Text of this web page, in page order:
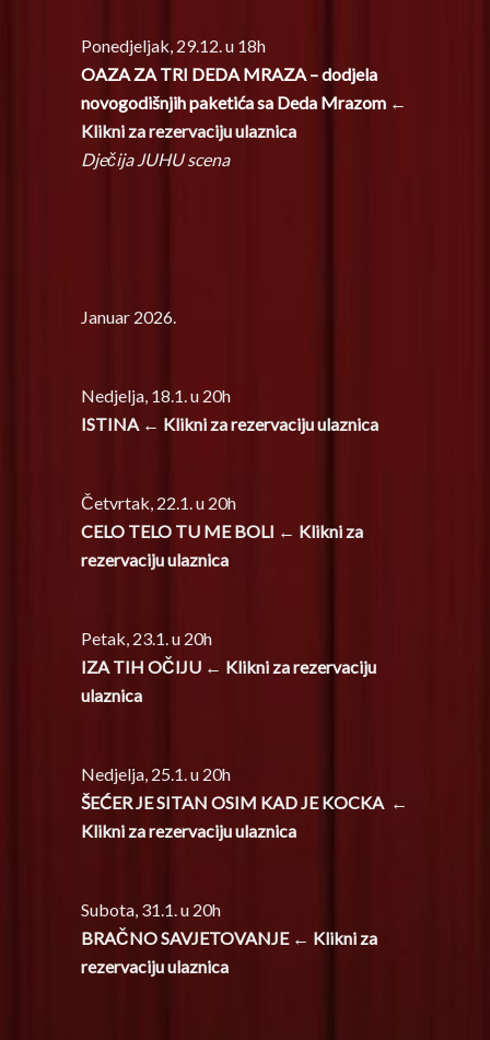
Ponedjeljak, 29.12. u 18h
OAZA ZA TRI DEDA MRAZA – dodjela
novogodišnjih paketića sa Deda Mrazom ←
Klikni za rezervaciju ulaznica
Dječija JUHU scena
Januar 2026.
Nedjelja, 18.1. u 20h
ISTINA ← Klikni za rezervaciju ulaznica
Četvrtak, 22.1. u 20h
CELO TELO TU ME BOLI ← Klikni za
rezervaciju ulaznica
Petak, 23.1. u 20h
IZA TIH OČIJU ← Klikni za rezervaciju
ulaznica
Nedjelja, 25.1. u 20h
ŠEĆER JE SITAN OSIM KAD JE KOCKA ←
Klikni za rezervaciju ulaznica
Subota, 31.1. u 20h
BRAČNO SAVJETOVANJE ← Klikni za
rezervaciju ulaznica